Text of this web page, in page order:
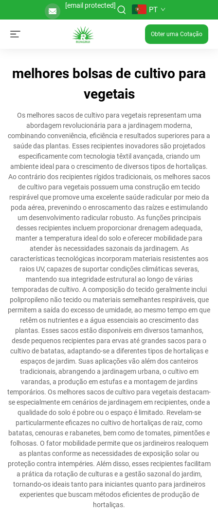
[email protected] PT
Obter uma Cotação
melhores bolsas de cultivo para
vegetais
Os melhores sacos de cultivo para vegetais representam uma
abordagem revolucionária para a jardinagem moderna,
combinando conveniência, eficiência e resultados superiores para a
saúde das plantas. Esses recipientes inovadores são projetados
especificamente com tecnologia têxtil avançada, criando um
ambiente ideal para o crescimento de diversos tipos de hortaliças.
Ao contrário dos recipientes rígidos tradicionais, os melhores sacos
de cultivo para vegetais possuem uma construção em tecido
respirável que promove uma excelente saúde radicular por meio da
poda aérea, prevenindo o enroscamento das raízes e estimulando
um desenvolvimento radicular robusto. As funções principais
desses recipientes incluem proporcionar drenagem adequada,
manter a temperatura ideal do solo e oferecer mobilidade para
atender às necessidades sazonais da jardinagem. As
características tecnológicas incorporam materiais resistentes aos
raios UV, capazes de suportar condições climáticas severas,
mantendo sua integridade estrutural ao longo de várias
temporadas de cultivo. A composição do tecido geralmente inclui
polipropileno não tecido ou materiais semelhantes respiráveis, que
permitem a saída do excesso de umidade, ao mesmo tempo em que
retêm os nutrientes e a água essenciais ao crescimento das
plantas. Esses sacos estão disponíveis em diversos tamanhos,
desde pequenos recipientes para ervas até grandes sacos para o
cultivo de batatas, adaptando-se a diferentes tipos de hortaliças e
espaços de jardim. Suas aplicações vão além dos canteiros
tradicionais, abrangendo a jardinagem urbana, o cultivo em
varandas, a produção em estufas e a montagem de jardins
temporários. Os melhores sacos de cultivo para vegetais destacam-
se especialmente em cenários de jardinagem em recipientes, onde a
qualidade do solo é pobre ou o espaço é limitado. Revelam-se
particularmente eficazes no cultivo de hortaliças de raiz, como
batatas, cenouras e rabanetes, bem como de tomates, pimentões e
folhosas. O fator mobilidade permite que os jardineiros realoquem
as plantas conforme as necessidades de exposição solar ou
proteção contra intempéries. Além disso, esses recipientes facilitam
a prática da rotação de culturas e a gestão sazonal do jardim,
tornando-os ideais tanto para iniciantes quanto para jardineiros
experientes que buscam métodos eficientes de produção de
hortaliças.